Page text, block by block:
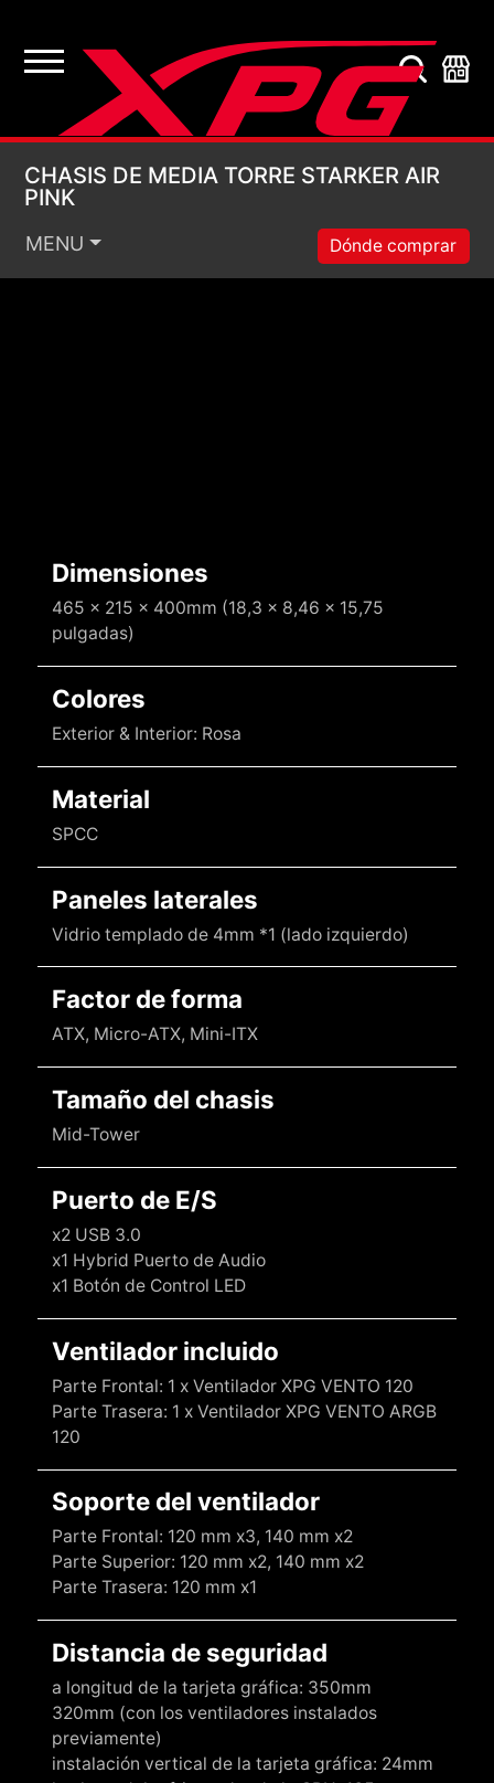
CHASIS DE MEDIA
CHASIS DE MEDIA TORRE STARKER AIR
PINK
MENU Dónde comprar
Dimensiones
465 x 215 x 400mm (18,3 x 8,46 x 15,75
pulgadas)
Colores
Exterior & Interior: Rosa
Material
SPCC
Paneles laterales
Vidrio templado de 4mm *1 (lado izquierdo)
Factor de forma
ATX, Micro-ATX, Mini-ITX
Tamaño del chasis
Mid-Tower
Puerto de E/S
x2 USB 3.0
x1 Hybrid Puerto de Audio
x1 Botón de Control LED
Ventilador incluido
Parte Frontal: 1 x Ventilador XPG VENTO 120
Parte Trasera: 1 x Ventilador XPG VENTO ARGB
120
Soporte del ventilador
Parte Frontal: 120 mm x3, 140 mm x2
Parte Superior: 120 mm x2, 140 mm x2
Parte Trasera: 120 mm x1
Distancia de seguridad
a longitud de la tarjeta gráfica: 350mm
320mm (con los ventiladores instalados
previamente)
instalación vertical de la tarjeta gráfica: 24mm